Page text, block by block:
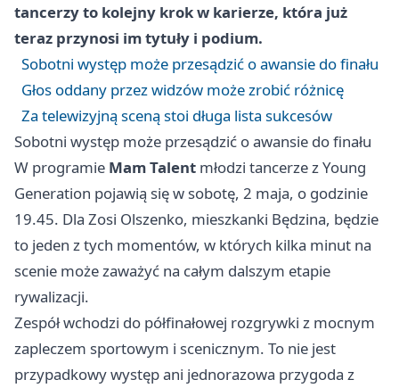
tancerzy to kolejny krok w karierze, która już
teraz przynosi im tytuły i podium.
Sobotni występ może przesądzić o awansie do finału
Głos oddany przez widzów może zrobić różnicę
Za telewizyjną sceną stoi długa lista sukcesów
Sobotni występ może przesądzić o awansie do finału
W programie Mam Talent młodzi tancerze z Young
Generation pojawią się w sobotę, 2 maja, o godzinie
19.45. Dla Zosi Olszenko, mieszkanki Będzina, będzie
to jeden z tych momentów, w których kilka minut na
scenie może zaważyć na całym dalszym etapie
rywalizacji.
Zespół wchodzi do półfinałowej rozgrywki z mocnym
zapleczem sportowym i scenicznym. To nie jest
przypadkowy występ ani jednorazowa przygoda z